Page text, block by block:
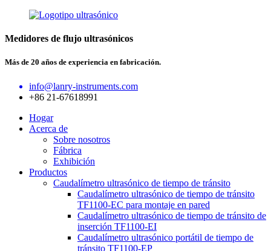
Medidores de flujo ultrasónicos
Más de 20 años de experiencia en fabricación.
info@lanry-instruments.com
+86 21-67618991
Hogar
Acerca de
Sobre nosotros
Fábrica
Exhibición
Productos
Caudalímetro ultrasónico de tiempo de tránsito
Caudalímetro ultrasónico de tiempo de tránsito
TF1100-EC para montaje en pared
Caudalímetro ultrasónico de tiempo de tránsito de
inserción TF1100-EI
Caudalímetro ultrasónico portátil de tiempo de
tránsito TF1100-EP